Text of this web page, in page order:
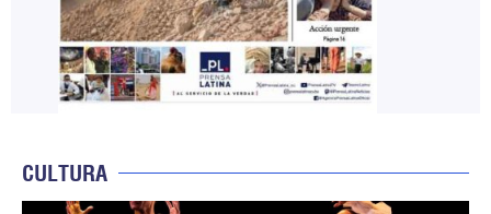
CULTURA